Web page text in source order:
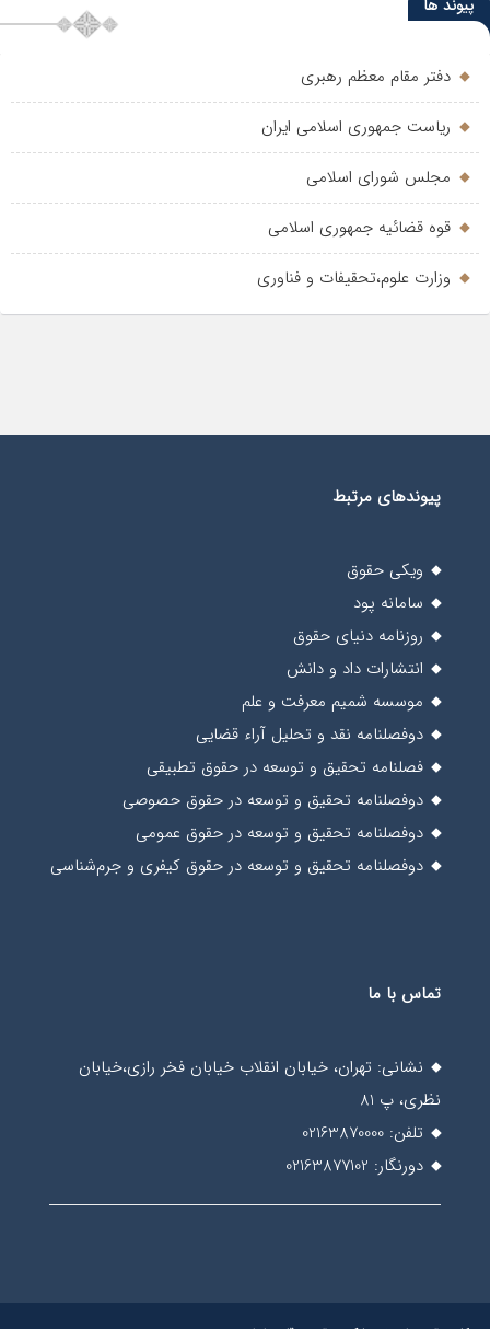
پیوند ها
دفتر مقام معظم رهبری
ریاست جمهوری اسلامی ایران
مجلس شورای اسلامی
قوه قضائیه جمهوری اسلامی
وزارت علوم،تحقیفات و فناوری
پیوندهای مرتبط
ویکی حقوق
سامانه پود
روزنامه دنیای حقوق
انتشارات داد و دانش
موسسه شمیم معرفت و علم
دوفصلنامه نقد و تحلیل آراء قضایی
فصلنامه تحقیق و توسعه در حقوق تطبیقی
دوفصلنامه تحقیق و توسعه در حقوق حصوصی
دوفصلنامه تحقیق و توسعه در حقوق عمومی
دوفصلنامه تحقیق و توسعه در حقوق کیفری و جرم‌شناسی
تماس با ما
نشانی: تهران، خیابان انقلاب خیابان فخر رازی،خیابان
نظری، پ 81
تلفن: 02163870000
دورنگار: 02163877102